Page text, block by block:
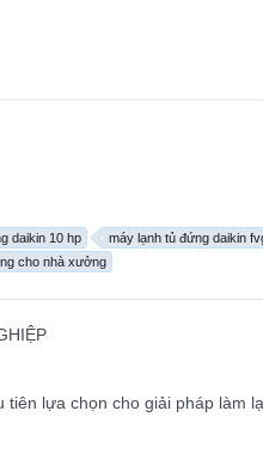
daikin 10 hp
máy lạnh tủ đứng daikin
cho nhà xưởng
lựa chọn cho giải pháp làm